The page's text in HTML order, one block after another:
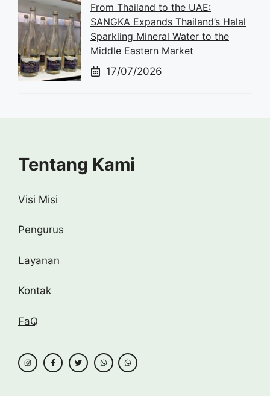
From Thailand to the UAE:
SANGKA Expands Thailand’s Halal
Sparkling Mineral Water to the
Middle Eastern Market
17/07/2026
Tentang Kami
Visi Misi
Pengurus
Layanan
Kontak
FaQ